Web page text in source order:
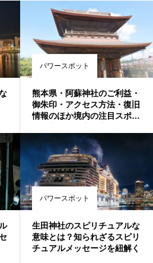
などを徹底解説！～
パワースポット
熊本県・阿蘇神社のご利益・
御朱印・アクセス方法・復旧
情報のほか境内の注目スポッ
豊穣・商売繁盛
パワースポット
生田神社のスピリチュアルな
意味とは？知られざるスピリ
チュアルメッセージを紐解く